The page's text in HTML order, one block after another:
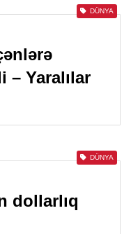
DÜNYA
– Yaralılar
DÜNYA
dollarlıq